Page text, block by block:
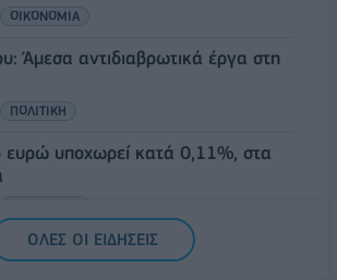
ΟΙΚΟΝΟΜΙΑ
Άμεσα αντιδιαβρωτικά έργα στη
ΠΟΛΙΤΙΚΗ
ευρώ υποχωρεί κατά 0,11%, στα
ΟΛΕΣ ΟΙ ΕΙΔΗΣΕΙΣ